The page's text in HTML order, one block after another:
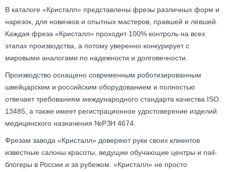
В каталоге «Кристалл» представлены фрезы различных форм и
нарезок, для новичков и опытных мастеров, правшей и левшей.
Каждая фреза «Кристалл» проходит 100% контроль на всех
этапах производства, а потому уверенно конкурирует с
мировыми аналогами по надежности и долговечности.
Производство оснащено современным роботизированным
швейцарским и российским оборудованием и полностью
отвечает требованиям международного стандарта качества ISO
13485, а также имеет регистрационное удостоверение изделий
медицинского назначения №РЗН 4674.
Фрезам завода «Кристалл» доверяют руки своих клиентов
известные салоны красоты, ведущие обучающие центры и nail-
блогеры в России и за рубежом. «Кристалл» не просто